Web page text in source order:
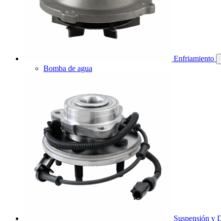
Enfriamiento
Bomba de agua
Suspensión y